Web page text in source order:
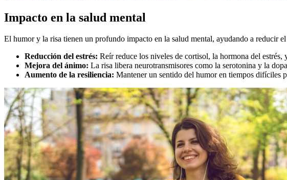
Impacto en la salud mental
El humor y la risa tienen un profundo impacto en la salud mental, ayudando a reducir
Reducción del estrés: Reír reduce los niveles de cortisol, la hormona del
Mejora del ánimo: La risa libera neurotransmisores como la serotonina y la
Aumento de la resiliencia: Mantener un sentido del humor en tiempos difíciles